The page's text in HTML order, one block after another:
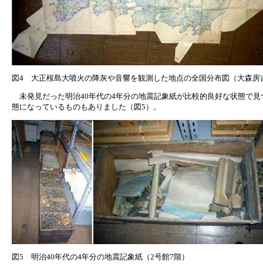
図4 大正桜島大噴火の降灰や音響を観測した地点の全国分布図（大森房
未発見だった明治40年代の4年分の地震記象紙が比較的良好な状態で
態になっているものもありました（図5）。
図5 明治40年代の4年分の地震記象紙（2号館7階）